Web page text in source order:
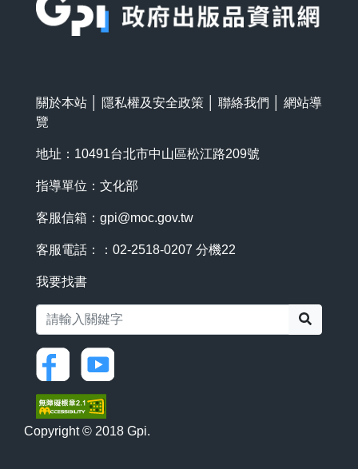
關於本站 隱私權及安全政策 聯絡我們
網站導
覽
地址：10491台北市中山區松江路209號
指導單位：文化部
客服信箱： gpi@moc.gov.tw
客服電話：：02-2518-0207 分機22
我要找書
Copyright © 2018 Gpi.